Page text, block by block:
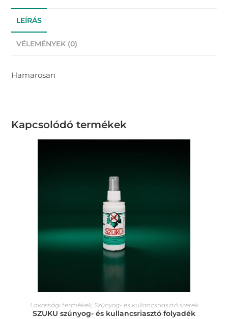
LEÍRÁS
VÉLEMÉNYEK (0)
Hamarosan
Kapcsolódó termékek
Lakossági termékek, Szúnyog- és kullancsriasztó szerek
SZUKU szúnyog- és kullancsriasztó folyadék